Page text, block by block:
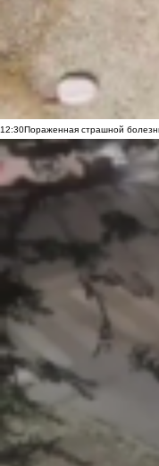
12:30Пораженная страшной